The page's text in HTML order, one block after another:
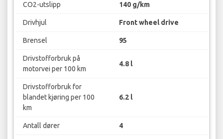
CO2-utslipp 140 g/km
Drivhjul Front wheel drive
Brensel 95
Drivstofforbruk på
motorvei per 100 km
4.8 l
Drivstofforbruk for
blandet kjøring per 100
km
6.2 l
Antall dører 4